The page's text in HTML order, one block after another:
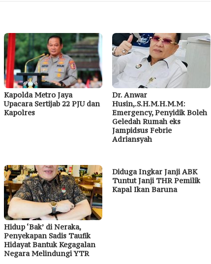
Kapolda Metro Jaya
Upacara Sertijab 22 PJU dan
Kapolres
Dr. Anwar
Husin,.S.H.M.H.M.M:
Emergency, Penyidik Boleh
Geledah Rumah eks
Jampidsus Febrie
Adriansyah
Hidup ‘Bak’ di Neraka,
Penyekapan Sadis Taufik
Hidayat Bantuk Kegagalan
Negara Melindungi YTR
Diduga Ingkar Janji ABK
Tuntut Janji THR Pemilik
Kapal Ikan Baruna